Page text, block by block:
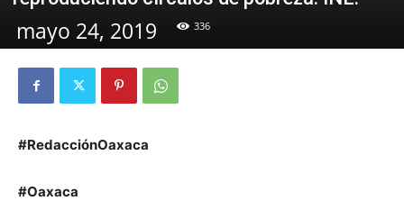
mayo 24, 2019 336
#RedacciónOaxaca
#Oaxaca